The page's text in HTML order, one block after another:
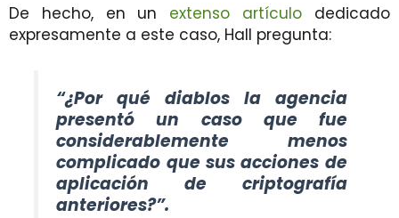
De hecho, en un extenso artículo dedicado
expresamente a este caso, Hall pregunta:
“¿Por qué diablos la agencia
presentó un caso que fue
considerablemente menos
complicado que sus acciones de
aplicación de criptografía
anteriores?”.